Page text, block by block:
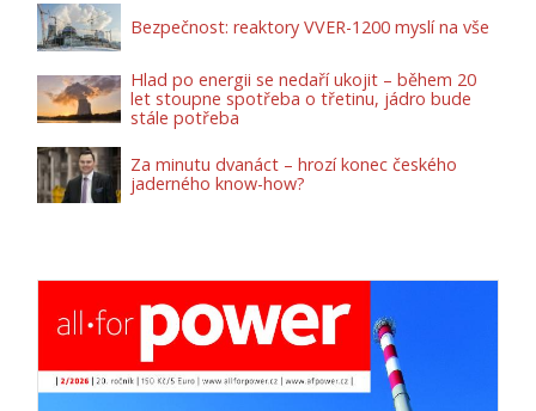
Bezpečnost: reaktory VVER-1200 myslí na vše
Hlad po energii se nedaří ukojit – během 20
let stoupne spotřeba o třetinu, jádro bude
stále potřeba
Za minutu dvanáct – hrozí konec českého
jaderného know-how?